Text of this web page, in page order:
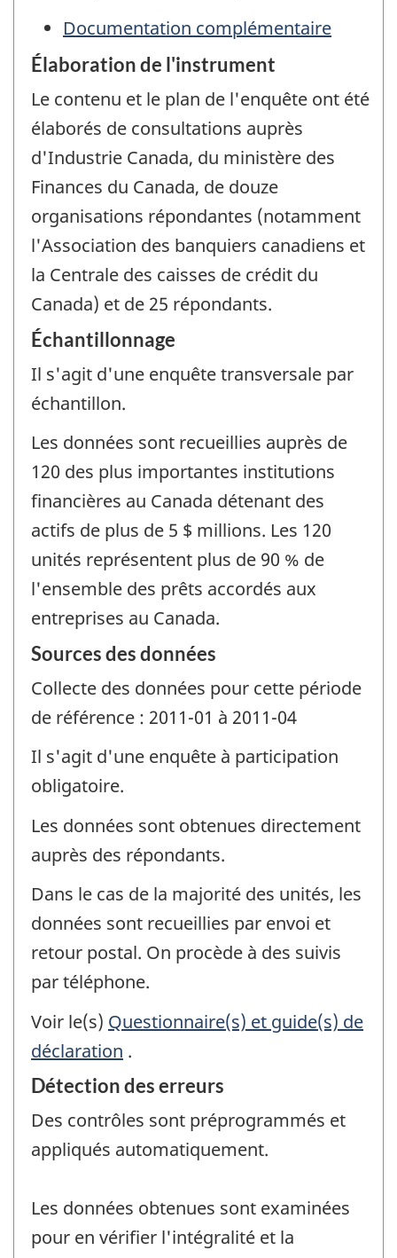
Documentation complémentaire
Élaboration de l'instrument
Le contenu et le plan de l'enquête ont été
élaborés de consultations auprès
d'Industrie Canada, du ministère des
Finances du Canada, de douze
organisations répondantes (notamment
l'Association des banquiers canadiens et
la Centrale des caisses de crédit du
Canada) et de 25 répondants.
Échantillonnage
Il s'agit d'une enquête transversale par
échantillon.
Les données sont recueillies auprès de
120 des plus importantes institutions
financières au Canada détenant des
actifs de plus de 5 $ millions. Les 120
unités représentent plus de 90 % de
l'ensemble des prêts accordés aux
entreprises au Canada.
Sources des données
Collecte des données pour cette période
de référence : 2011-01 à 2011-04
Il s'agit d'une enquête à participation
obligatoire.
Les données sont obtenues directement
auprès des répondants.
Dans le cas de la majorité des unités, les
données sont recueillies par envoi et
retour postal. On procède à des suivis
par téléphone.
Voir le(s) Questionnaire(s) et guide(s) de
déclaration .
Détection des erreurs
Des contrôles sont préprogrammés et
appliqués automatiquement.
Les données obtenues sont examinées
pour en vérifier l'intégralité et la